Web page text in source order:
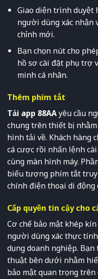
Giao diện trình duyệt
người dùng xác nhận
chỉnh mới.
Bạn chọn nút cho
hồ sơ cài đặt phụ trợ
minh cá nhân.
Thêm phím tắt
Tải app 88AAyêu cầu
chung trên thiết bị
hình tải về. Khách hàng
cá cược rồi nhấn lệnh
cùng màn hình máy.
biểu tượng phím tắt
chính điện thoại di động
Cấp quyền tin cậy cho
Cơ chế bảo mật khép
người dùng xác thực
dụng doanh nghiệp.
thuật bên dưới nhằm
bảo mật quan trọng